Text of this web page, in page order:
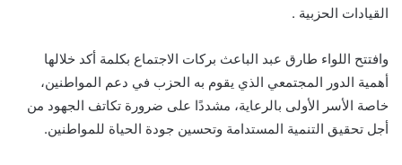
القيادات الحزبية .
وافتتح اللواء طارق عبد الباعث بركات الاجتماع بكلمة أكد خلالها
أهمية الدور المجتمعي الذي يقوم به الحزب في دعم المواطنين،
خاصة الأسر الأولى بالرعاية، مشددًا على ضرورة تكاتف الجهود من
أجل تحقيق التنمية المستدامة وتحسين جودة الحياة للمواطنين.